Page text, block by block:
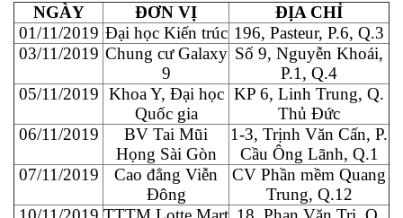
NGÀY
ĐƠN VỊ
ĐỊA CHỈ
01/11/2019 Đại học Kiến trúc 196, Pasteur, P.6, Q.3
03/11/2019 Chung cư Galaxy
9
Số 9, Nguyễn Khoái,
P.1, Q.4
05/11/2019 Khoa Y, Đại học
Quốc gia
KP 6, Linh Trung, Q.
Thủ Đức
06/11/2019
BV Tai Mũi
Họng Sài Gòn
1-3, Trịnh Văn Cấn, P.
Cầu Ông Lãnh, Q.1
07/11/2019
Cao đẳng Viễn
Đông
CV Phần mềm Quang
Trung, Q.12